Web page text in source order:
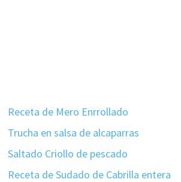
Receta de Mero Enrrollado
Trucha en salsa de alcaparras
Saltado Criollo de pescado
Receta de Sudado de Cabrilla entera